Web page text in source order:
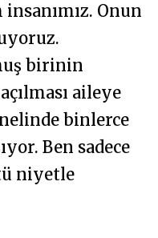
Onun
birinin
aileye
binlerce
Ben sadece
niyetle